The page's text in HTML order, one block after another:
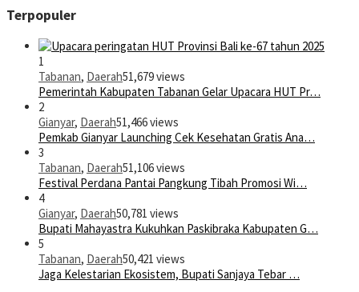
Terpopuler
1
Tabanan, Daerah51,679 views
Pemerintah Kabupaten Tabanan Gelar Upacara HUT Pr…
2
Gianyar, Daerah51,466 views
Pemkab Gianyar Launching Cek Kesehatan Gratis Ana…
3
Tabanan, Daerah51,106 views
Festival Perdana Pantai Pangkung Tibah Promosi Wi…
4
Gianyar, Daerah50,781 views
Bupati Mahayastra Kukuhkan Paskibraka Kabupaten G…
5
Tabanan, Daerah50,421 views
Jaga Kelestarian Ekosistem, Bupati Sanjaya Tebar …